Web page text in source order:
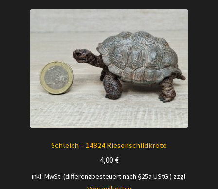
Schleich – 14824 Riesenschildkröte
4,00 €
inkl. MwSt. (differenzbesteuert nach §25a UStG.) zzgl.